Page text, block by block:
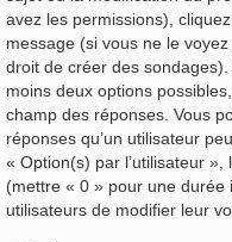
avez les permissions), cliquez
message (si vous ne le
droit de créer des
moins deux options
champ des réponses. Vous
réponses qu’un utilisateur
« Option(s) par l’utilisateur
(mettre « 0 » pour une
utilisateurs de modifier leur